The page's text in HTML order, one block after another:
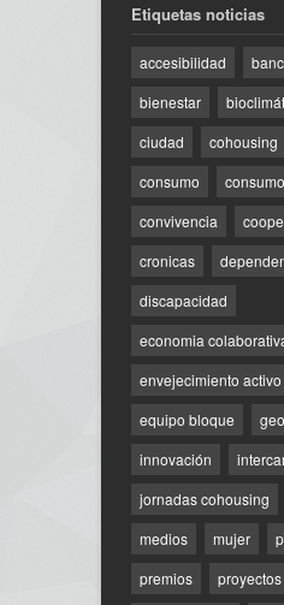
Etiquetas noticias
accesibilidad
bienestar
ciudad
cohousing
consumo
convivencia
cronicas
discapacidad
economia
envejecimiento activo
equipo bloque
innovación
jornadas cohousing
medios
mujer
premios